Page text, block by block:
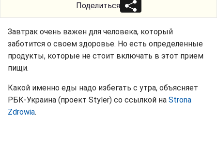
Поделиться
Завтрак очень важен для человека, который
заботится о своем здоровье. Но есть определенные
продукты, которые не стоит включать в этот прием
пищи.
Какой именно еды надо избегать с утра, объясняет
РБК-Украина (проект Styler) со ссылкой на Strona
Zdrowia.